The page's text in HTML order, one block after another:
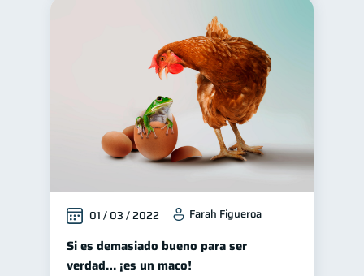
01 / 03 / 2022 Farah Figueroa
Si es demasiado bueno para ser
verdad… ¡es un maco!